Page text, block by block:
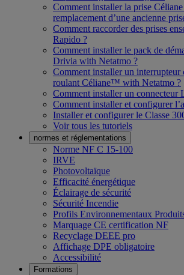
Comment installer la prise
remplacement d’une ancienne
Comment raccorder des prises
Rapido ?
Comment installer le pack de
Drivia with Netatmo ?
Comment installer un interrupteur
roulant Céliane™ with Netatmo ?
Comment installer un connecteur
Comment installer et configurer
Installer et configurer le Classe
Voir tous les tutoriels
normes et réglementations
Norme NF C 15-100
IRVE
Photovoltaïque
Efficacité énergétique
Éclairage de sécurité
Sécurité Incendie
Profils Environnementaux
Marquage CE certification NF
Recyclage DEEE pro
Affichage DPE obligatoire
Accessibilité
Formations